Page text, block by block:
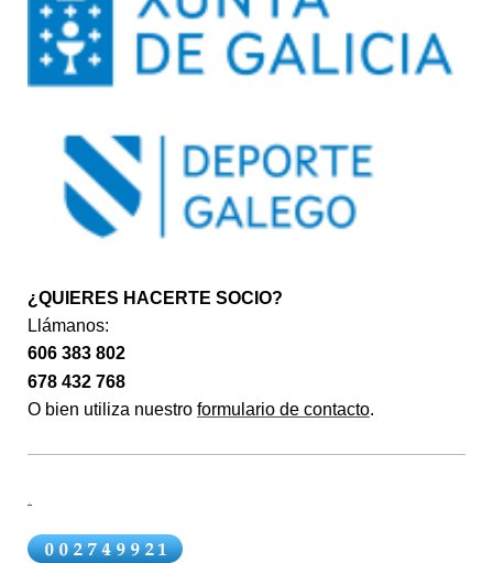
¿QUIERES HACERTE SOCIO?
Llámanos:
606 383 802
678 432 768
O bien utiliza nuestro formulario de contacto.
.